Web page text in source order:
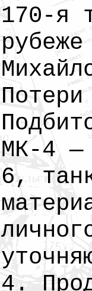
170-я
МК-4 —
6,
4.